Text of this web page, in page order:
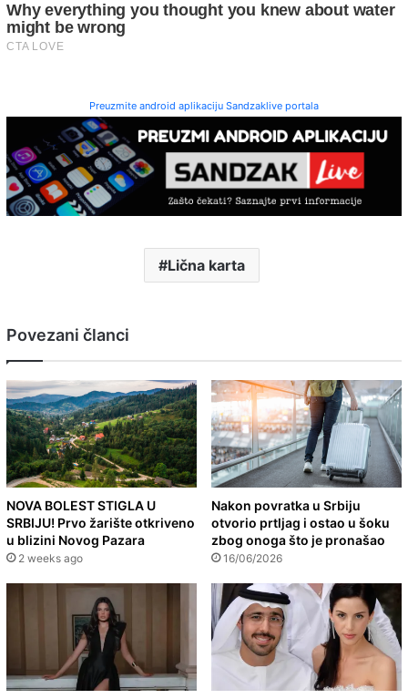
Preuzmite android aplikaciju Sandzaklive portala
Lična karta
Povezani članci
NOVA BOLEST STIGLA U
SRBIJU! Prvo žarište otkriveno
u blizini Novog Pazara
2 weeks ago
Nakon povratka u Srbiju
otvorio prtljag i ostao u šoku
zbog onoga što je pronašao
16/06/2026